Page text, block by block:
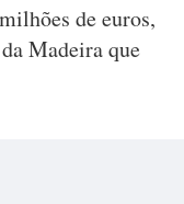
de euros,
Madeira que